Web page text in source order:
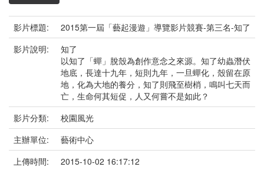
影片標題:
2015第一屆「藝起漫遊」導覽影片競賽-第三名-知了
影片說明:
知了
以知了「蟬」脫殼為創作意念之來源。知了幼蟲潛伏
地底，長達十九年，短則九年，一旦蟬化，殼留在原
地，化為大地的養分，知了則飛至樹梢，鳴叫七天而
亡，生命何其短促，人又何嘗不是如此？
影片分類:
校園風光
主辦單位:
藝術中心
上傳時間:
2015-10-02 16:17:12